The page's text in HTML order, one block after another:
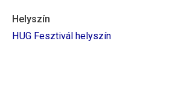
Helyszín
HUG Fesztivál helyszín